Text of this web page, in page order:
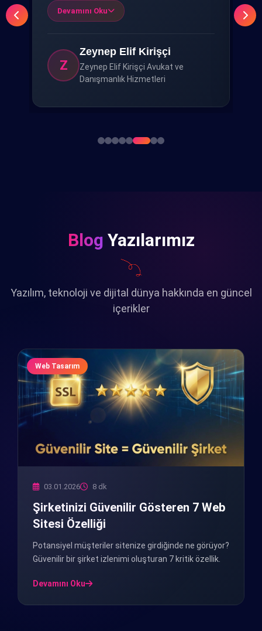
şekilde yönetti. Ortaya çıkan site tam
anlamıyla içime sindi. Gönül rahatlığıyla
Devamını Oku
Z
Zeynep Elif Kirişçi
Zeynep Elif Kirişçi Avukat ve
Danışmanlık Hizmetleri
Blog Yazılarımız
Yazılım, teknoloji ve dijital dünya hakkında en güncel
içerikler
Web Tasarım
03.01.2026 8 dk
Şirketinizi Güvenilir Gösteren 7 Web
Sitesi Özelliği
Potansiyel müşteriler sitenize girdiğinde ne görüyor?
Güvenilir bir şirket izlenimi oluşturan 7 kritik özellik.
Devamını Oku